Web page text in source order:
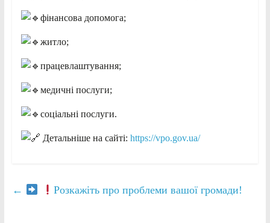
фінансова допомога;
житло;
працевлаштування;
медичні послуги;
соціальні послуги.
Детальніше на сайті: https://vpo.gov.ua/
← Розкажіть про проблеми вашої громади!